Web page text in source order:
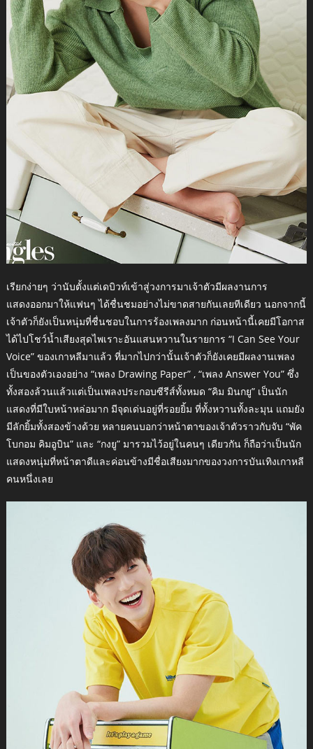
เรียกง่ายๆ ว่านับตั้งแต่เดบิวท์เข้าสู่วงการมาเจ้าตัวมีผลงานการ
แสดงออกมาให้แฟนๆ ได้ชื่นชมอย่างไม่ขาดสายกันเลยทีเดียว นอกจากนี้
เจ้าตัวก็ยังเป็นหนุ่มที่ชื่นชอบในการร้องเพลงมาก ก่อนหน้านี้เคยมีโอกาส
ได้ไปโชว์น้ำเสียงสุดไพเราะอันแสนหวานในรายการ “I Can See Your
Voice” ของเกาหลีมาแล้ว ที่มากไปกว่านั้นเจ้าตัวก็ยังเคยมีผลงานเพลง
เป็นของตัวเองอย่าง “เพลง Drawing Paper” , “เพลง Answer You” ซึ่ง
ทั้งสองล้วนแล้วแต่เป็นเพลงประกอบซีรีส์ทั้งหมด “คิม มินกยู” เป็นนัก
แสดงที่มีใบหน้าหล่อมาก มีจุดเด่นอยู่ที่รอยยิ้ม ที่ทั้งหวานทั้งละมุน แถมยัง
มีลักยิ้มทั้งสองข้างด้วย หลายคนบอกว่าหน้าตาของเจ้าตัวราวกับจับ “พัค
โบกอม คิมอูบิน” และ “กงยู” มารวมไว้อยู่ในคนๆ เดียวกัน ก็ถือว่าเป็นนัก
แสดงหนุ่มที่หน้าตาดีและค่อนข้างมีชื่อเสียงมากของวงการบันเทิงเกาหลี
คนหนึ่งเลย